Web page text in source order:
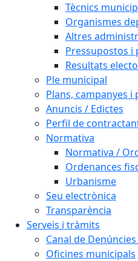
Tècnics
Organismes
Altres
Pressupostos i
Resultats
Ple municipal
Plans, campanyes i
Anuncis / Edictes
Perfil de
Normativa
Normativa /
Ordenances
Urbanisme
Seu electrònica
Transparència
Serveis i tràmits
Canal de
Oficines municipals